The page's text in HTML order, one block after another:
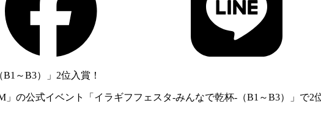
～B3）」2位入賞！
」の公式イベント「イラギフフェスタ-みんなで乾杯-（B1～B3）」で2